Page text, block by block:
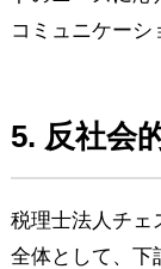
コミュニケーシ
5. 反社会
税理士法人チェ
全体として、下